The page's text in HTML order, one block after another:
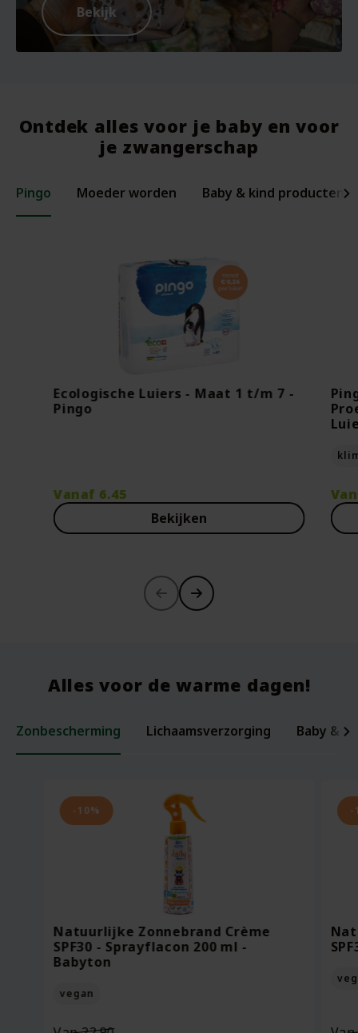
Bekijk
Ontdek alles voor je baby en voor
je zwangerschap
Pingo Moeder worden Baby & kind producten
Ecologische Luiers - Maat 1 t/m 7 -
Pingo
Vanaf 6.45
Bekijken
Bekijken
Oorspronkelijke
is:
€13.27.
Bekijken
Alles voor de warme dagen!
Zonbescherming Lichaamsverzorging Baby &
-10%
Natuurlijke Zonnebrand Crème
SPF30 - Sprayflacon 200 ml -
Babyton
vegan
-